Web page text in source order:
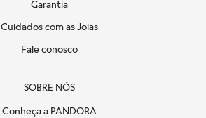
Garantia
Cuidados com as Joias
Fale conosco
SOBRE NÓS
Conheça a PANDORA